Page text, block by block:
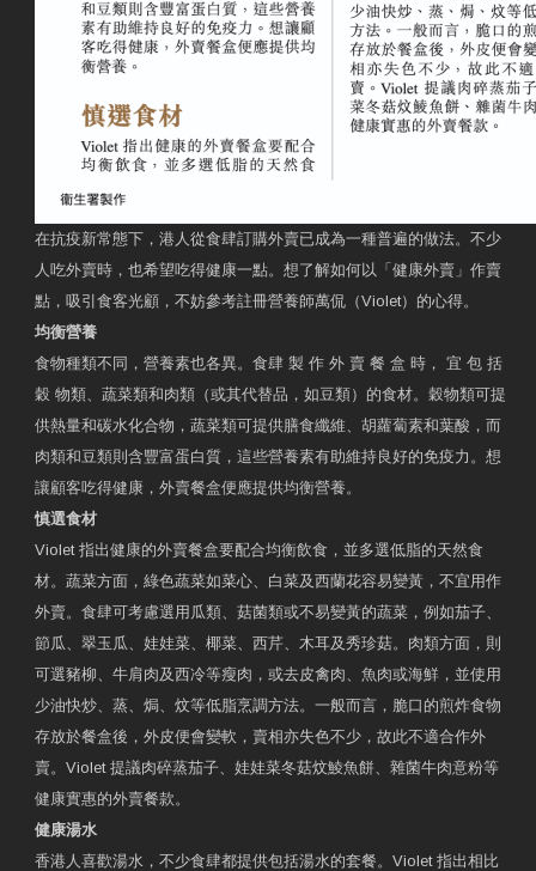
在抗疫新常態下，港人從食肆訂購外賣已成為一種普遍的做法。不少
人吃外賣時，也希望吃得健康一點。想了解如何以「健康外賣」作賣
點，吸引食客光顧，不妨參考註冊營養師萬侃（Violet）的心得。
均衡營養
食物種類不同，營養素也各異。食肆 製 作 外 賣 餐 盒 時， 宜 包 括
穀 物類、蔬菜類和肉類（或其代替品，如豆類）的食材。穀物類可提
供熱量和碳水化合物，蔬菜類可提供膳食纖維、胡蘿蔔素和葉酸，而
肉類和豆類則含豐富蛋白質，這些營養素有助維持良好的免疫力。想
讓顧客吃得健康，外賣餐盒便應提供均衡營養。
慎選食材
Violet 指出健康的外賣餐盒要配合均衡飲食，並多選低脂的天然食
材。蔬菜方面，綠色蔬菜如菜心、白菜及西蘭花容易變黃，不宜用作
外賣。食肆可考慮選用瓜類、菇菌類或不易變黃的蔬菜，例如茄子、
節瓜、翠玉瓜、娃娃菜、椰菜、西芹、木耳及秀珍菇。肉類方面，則
可選豬柳、牛肩肉及西冷等瘦肉，或去皮禽肉、魚肉或海鮮，並使用
少油快炒、蒸、焗、炆等低脂烹調方法。一般而言，脆口的煎炸食物
存放於餐盒後，外皮便會變軟，賣相亦失色不少，故此不適合作外
賣。Violet 提議肉碎蒸茄子、娃娃菜冬菇炆鯪魚餅、雜菌牛肉意粉等
健康實惠的外賣餐款。
健康湯水
香港人喜歡湯水，不少食肆都提供包括湯水的套餐。Violet 指出相比